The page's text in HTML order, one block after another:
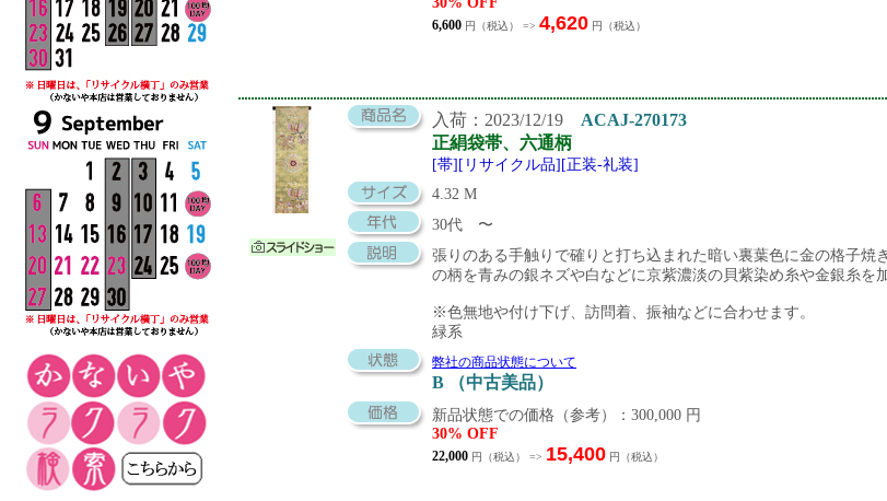
6,600 円（税込） => 4,620 円（税込）
入荷：2023/12/19
ACAJ-270173
正絹袋帯、六通柄
[帯][リサイクル品][正装-礼装]
4.32 M
30代 〜
張りのある手触りで確りと打ち込まれた暗い裏葉色に金の格子焼
の柄を青みの銀ネズや白などに京紫濃淡の貝紫染め糸や金銀糸を
※色無地や付け下げ、訪問着、振袖などに合わせます。
緑系
弊社の商品状態について
B （中古美品）
新品状態での価格（参考）：300,000 円
30% OFF
22,000 円（税込） => 15,400 円（税込）